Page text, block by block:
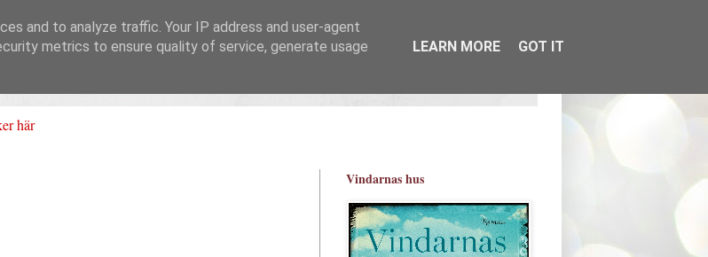
här
Vindarnas hus
and to analyze traffic. Your IP address and user-agent
metrics to ensure quality of service, generate usage
LEARN MORE GOT IT